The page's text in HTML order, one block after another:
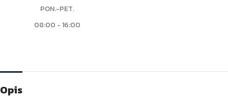
PON.-PET.
08:00 - 16:00
Opis